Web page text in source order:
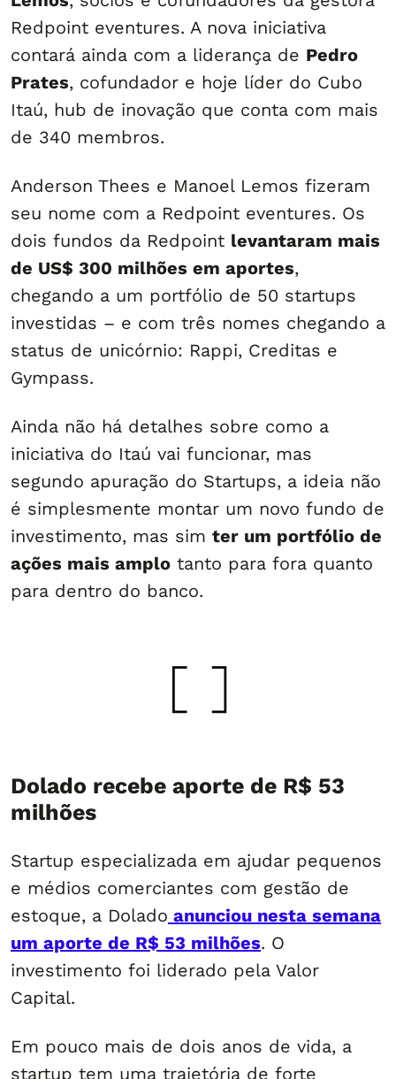
Redpoint eventures. A nova iniciativa
contará ainda com a liderança de Pedro
Prates, cofundador e hoje líder do Cubo
Itaú, hub de inovação que conta com mais
de 340 membros.
Anderson Thees e Manoel Lemos fizeram
seu nome com a Redpoint eventures. Os
dois fundos da Redpoint levantaram mais
de US$ 300 milhões em aportes,
chegando a um portfólio de 50 startups
investidas – e com três nomes chegando a
status de unicórnio: Rappi, Creditas e
Gympass.
Ainda não há detalhes sobre como a
iniciativa do Itaú vai funcionar, mas
segundo apuração do Startups, a ideia não
é simplesmente montar um novo fundo de
investimento, mas sim ter um portfólio de
ações mais amplo tanto para fora quanto
para dentro do banco.
Dolado recebe aporte de R$ 53
milhões
Startup especializada em ajudar pequenos
e médios comerciantes com gestão de
estoque, a Dolado anunciou nesta semana
um aporte de R$ 53 milhões. O
investimento foi liderado pela Valor
Capital.
Em pouco mais de dois anos de vida, a
startup tem uma trajetória de forte